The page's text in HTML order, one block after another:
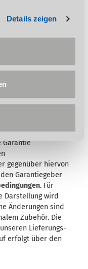
Details zeigen
des
Service
in der
Garantie
gegenüber hiervon
Garantiegeber
. Für
Darstellung wird
Änderungen sind
Zubehör. Die
Lieferungs-
erfolgt über den